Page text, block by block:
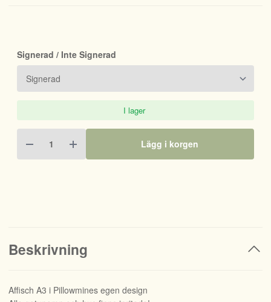
Signerad / Inte Signerad
I lager
Lägg i korgen
Beskrivning
Affisch A3 i Pillowmines egen design